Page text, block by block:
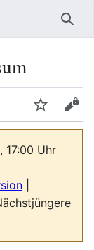
17:00 Uhr